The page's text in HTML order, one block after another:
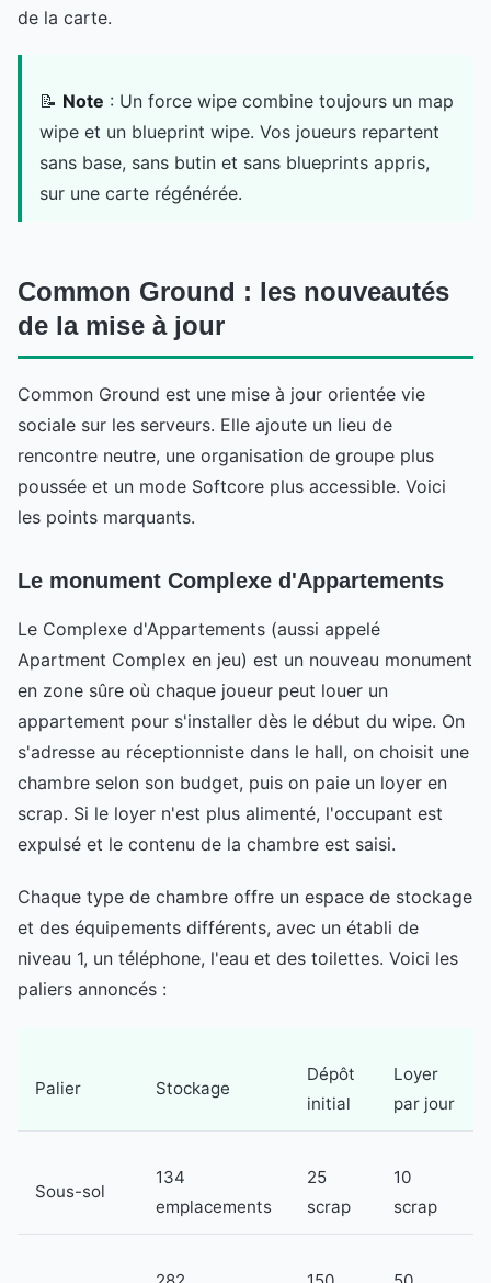
de la carte.
📝 Note : Un force wipe combine toujours un map
wipe et un blueprint wipe. Vos joueurs repartent
sans base, sans butin et sans blueprints appris,
sur une carte régénérée.
Common Ground : les nouveautés
de la mise à jour
Common Ground est une mise à jour orientée vie
sociale sur les serveurs. Elle ajoute un lieu de
rencontre neutre, une organisation de groupe plus
poussée et un mode Softcore plus accessible. Voici
les points marquants.
Le monument Complexe d'Appartements
Le Complexe d'Appartements (aussi appelé
Apartment Complex en jeu) est un nouveau monument
en zone sûre où chaque joueur peut louer un
appartement pour s'installer dès le début du wipe. On
s'adresse au réceptionniste dans le hall, on choisit une
chambre selon son budget, puis on paie un loyer en
scrap. Si le loyer n'est plus alimenté, l'occupant est
expulsé et le contenu de la chambre est saisi.
Chaque type de chambre offre un espace de stockage
et des équipements différents, avec un établi de
niveau 1, un téléphone, l'eau et des toilettes. Voici les
paliers annoncés :
Palier Stockage
Dépôt
initial
Loyer
par jour
Sous-sol
134
emplacements
25
scrap
10
scrap